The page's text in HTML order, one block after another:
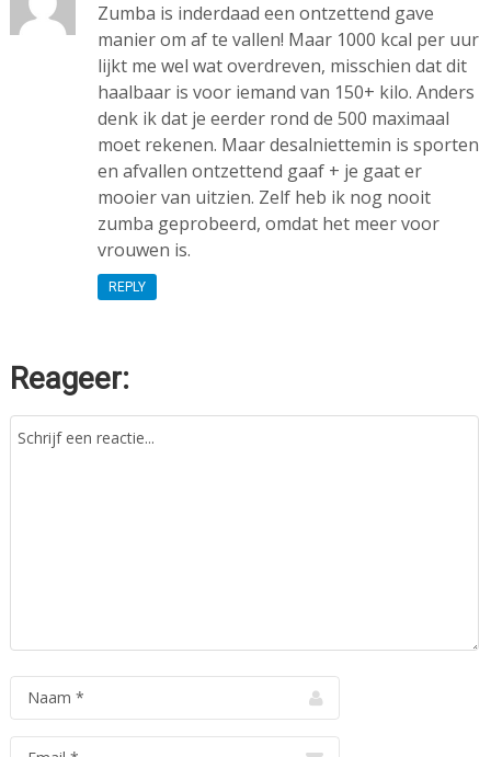
Zumba is inderdaad een ontzettend gave
manier om af te vallen! Maar 1000 kcal per uur
lijkt me wel wat overdreven, misschien dat dit
haalbaar is voor iemand van 150+ kilo. Anders
denk ik dat je eerder rond de 500 maximaal
moet rekenen. Maar desalniettemin is sporten
en afvallen ontzettend gaaf + je gaat er
mooier van uitzien. Zelf heb ik nog nooit
zumba geprobeerd, omdat het meer voor
vrouwen is.
REPLY
Reageer: